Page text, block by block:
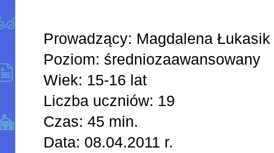
Prowadzący: Magdalena Łukasik
Poziom: średniozaawansowany
Wiek: 15-16 lat
Liczba uczniów: 19
Czas: 45 min.
Data: 08.04.2011 r.